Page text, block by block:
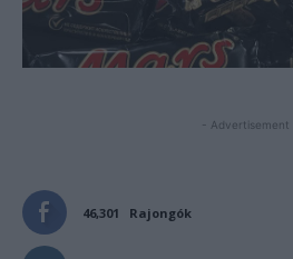
- Advertisement -
46,301 Rajongók